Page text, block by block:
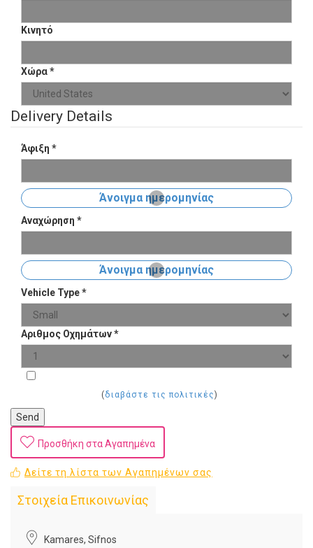
Κινητό
Χώρα*
Delivery Details
Άφιξη *
Άνοιγμα ημερομηνίας
Αναχώρηση *
Άνοιγμα ημερομηνίας
Vehicle Type*
Αριθμος Οχημάτων*
( διαβάστε τις πολιτικές)
Send
Προσθήκη στα Αγαπημένα
Δείτε τη λίστα των Αγαπημένων σας
Στοιχεία Επικοινωνίας
Kamares, Sifnos